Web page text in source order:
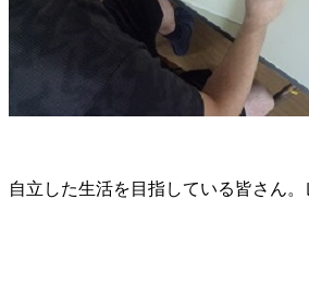
自立した生活を目指している皆さん